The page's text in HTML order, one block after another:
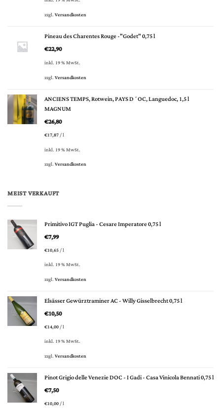
zzgl.Versandkosten
Pineau des Charentes Rouge -"Godet" 0,75 l
€22,90
inkl. 19 % MwSt.
zzgl.Versandkosten
ANCIENS TEMPS, Rotwein, PAYS D´OC, Languedoc, 1,5 l
MAGNUM
€26,80
€17,87/l
inkl. 19 % MwSt.
zzgl.Versandkosten
MEIST VERKAUFT
Primitivo IGT Puglia - Cesare Imperatore 0,75 l
€7,99
€10,65/l
inkl. 19 % MwSt.
zzgl.Versandkosten
Elsässer Gewürztraminer AC - Willy Gisselbrecht 0,75 l
€10,50
€14,00/l
inkl. 19 % MwSt.
zzgl.Versandkosten
Pinot Grigio delle Venezie DOC - I Gadi - Casa Vinicola Bennati 0,75 l
€7,50
€10,00/l